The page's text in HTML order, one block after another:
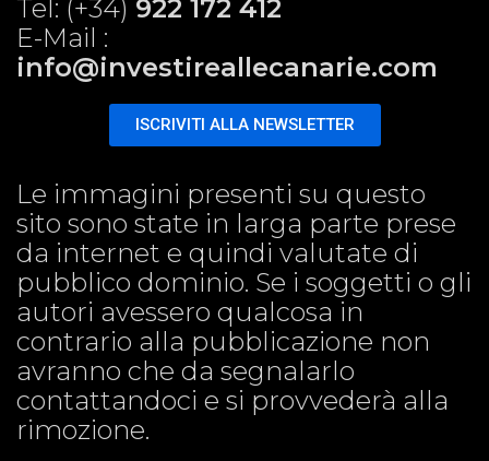
Tel: (+34) 922 172 412
E-Mail :
info@investireallecanarie.com
ISCRIVITI ALLA NEWSLETTER
Le immagini presenti su questo
sito sono state in larga parte prese
da internet e quindi valutate di
pubblico dominio. Se i soggetti o gli
autori avessero qualcosa in
contrario alla pubblicazione non
avranno che da segnalarlo
contattandoci e si provvederà alla
rimozione.